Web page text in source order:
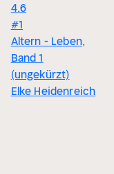
4.6
#1
Altern - Leben,
Band 1
(ungekürzt)
Elke Heidenreich